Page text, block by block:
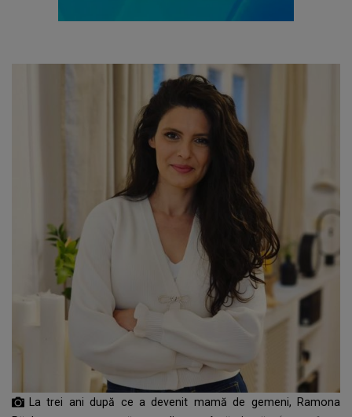
La trei ani după ce a devenit mamă de gemeni, Ramona